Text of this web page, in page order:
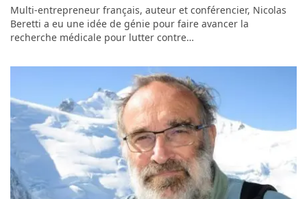
Multi-entrepreneur français, auteur et conférencier, Nicolas
Beretti a eu une idée de génie pour faire avancer la
recherche médicale pour lutter contre…